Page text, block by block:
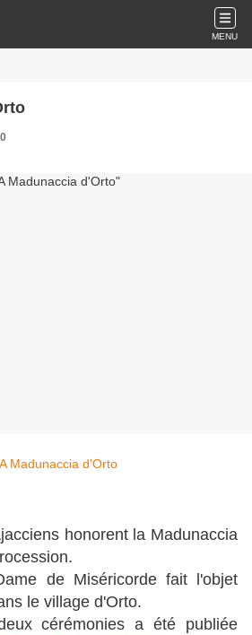
MENU
honorent la Madunaccia
de Miséricorde fait l'objet
le village d'Orto.
cérémonies a été publiée